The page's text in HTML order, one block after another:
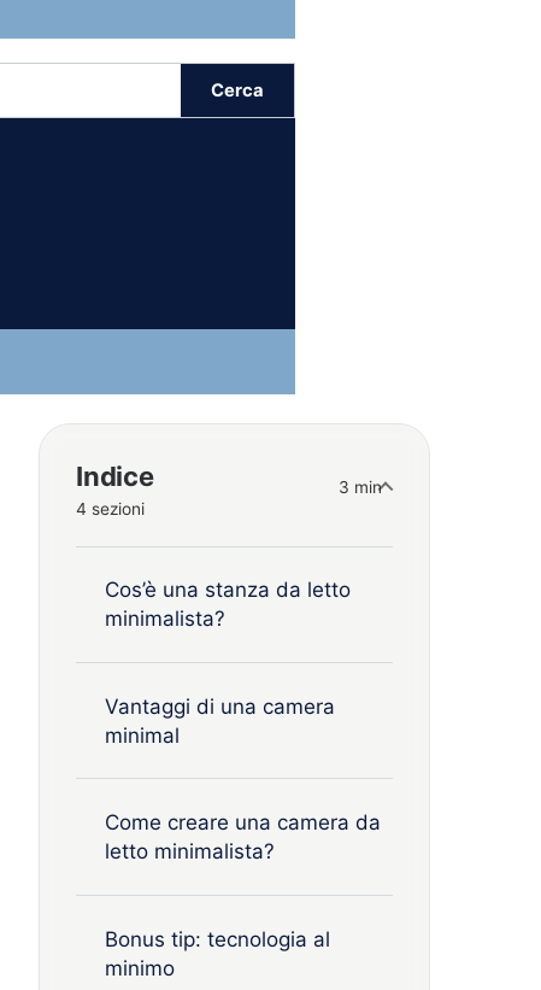
Cerca
Indice
4 sezioni
3 min
Cos’è una stanza da letto
minimalista?
Vantaggi di una camera
minimal
Come creare una camera da
letto minimalista?
Bonus tip: tecnologia al
minimo